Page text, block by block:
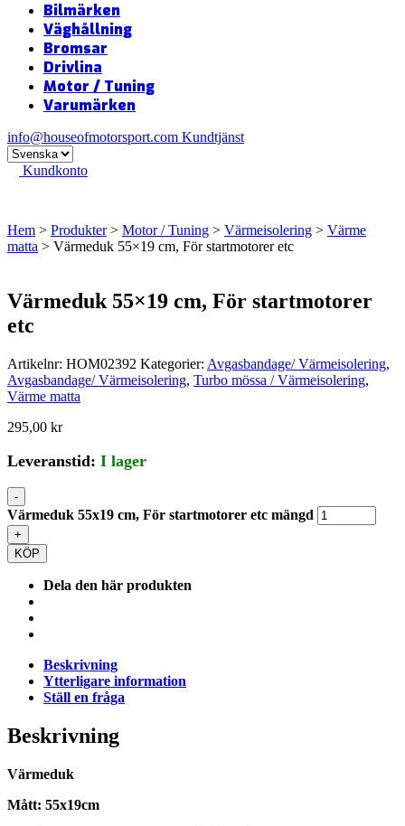
Bilmärken
Väghållning
Bromsar
Drivlina
Motor / Tuning
Varumärken
info@houseofmotorsport.com Kundtjänst
Kundkonto
Hem > Produkter> Motor / Tuning > Värmeisolering > Värme
matta > Värmeduk 55×19 cm, För startmotorer etc
Värmeduk 55×19 cm, För startmotorer
etc
Artikelnr: HOM02392 Kategorier: Avgasbandage/ Värmeisolering,
Avgasbandage/ Värmeisolering, Turbo mössa / Värmeisolering,
Värme matta
295,00 kr
Leveranstid: I lager
-
Värmeduk 55x19 cm, För startmotorer etc mängd
+
KÖP
Dela den här produkten
Beskrivning
Ytterligare information
Ställ en fråga
Beskrivning
Värmeduk
Mått: 55x19cm